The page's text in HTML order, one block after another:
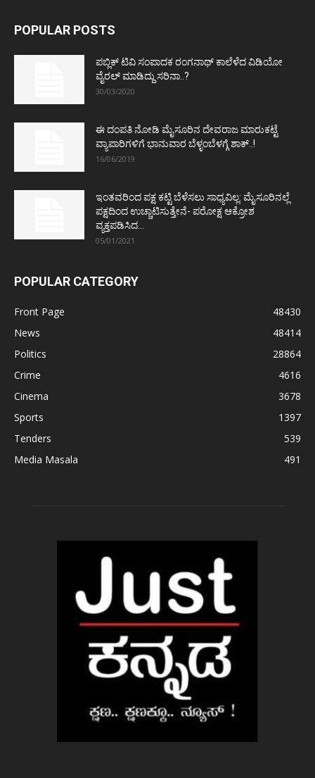
POPULAR POSTS
ಪಬ್ಲಿಕ್ ಟಿವಿ ಸಂಪಾದಕ ರಂಗನಾಥ್ ಕಾಲೆಳೆದ ವಿಡಿಯೋ
ವೈರಲ್ ಮಾಡಿದ್ದು ಸರಿನಾ..?
30/03/2020
ಈ ದಂಪತಿ ನೋಡಿ ಮೈಸೂರಿನ ದೇವರಾಜ ಮಾರುಕಟ್ಟೆ
ವ್ಯಾಪಾರಿಗಳಿಗೆ ಭಾನುವಾರ ಬೆಳ್ಳಂಬೆಳಗ್ಗೆ ಶಾಕ್..!
16/06/2019
ಇಂತವರಿಂದ ಪಕ್ಷ ಕಟ್ಟಿ ಬೆಳೆಸಲು ಸಾಧ್ಯವಿಲ್ಲ: ಮೈಸೂರಿನಲ್ಲೆ
ಪಕ್ಷದಿಂದ ಉಚ್ಚಾಟಿಸುತ್ತೇನೆ- ಪರೋಕ್ಷ ಆಕ್ರೋಶ
ವ್ಯಕ್ತಪಡಿಸಿದ...
05/01/2021
POPULAR CATEGORY
Front Page
48430
News
48414
Politics
28864
Crime
4616
Cinema
3678
Sports
1397
Tenders
539
Media Masala
491